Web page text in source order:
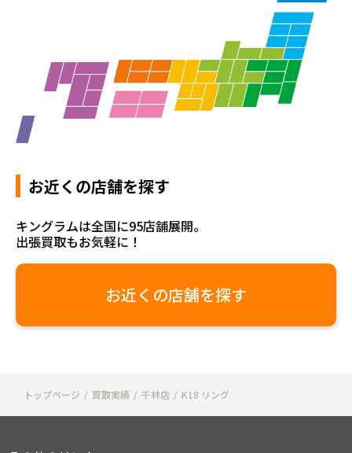
お近くの店舗を探す
キングラムは全国に95店舗展開。
出張買取もお気軽に！
お近くの店舗を探す
トップページ 買取実績 千林店 K18 リング